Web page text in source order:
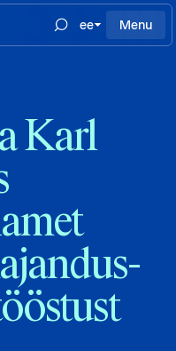
ee Menu
Karl